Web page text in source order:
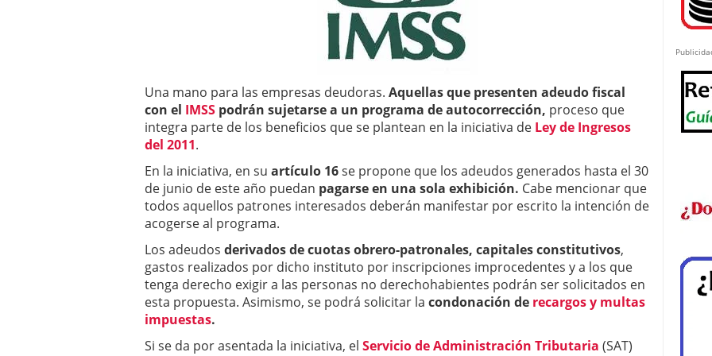
Una mano para las empresas deudoras. Aquellas que presenten adeudo fiscal
con el IMSS podrán sujetarse a un programa de autocorrección, proceso que
integra parte de los beneficios que se plantean en la iniciativa de Ley de Ingresos
del 2011.
En la iniciativa, en su artículo 16se propone que los adeudos generados hasta el 30
de junio de este año puedan pagarse en una sola exhibición. Cabe mencionar que
todos aquellos patrones interesados deberán manifestar por escrito la intención de
acogerse al programa.
Los adeudos derivados de cuotas obrero-patronales, capitales constitutivos,
gastos realizados por dicho instituto por inscripciones improcedentes y a los que
tenga derecho exigir a las personas no derechohabientes podrán ser solicitados en
esta propuesta. Asimismo, se podrá solicitar la condonación de recargos y multas
impuestas.
Si se da por asentada la iniciativa, el Servicio de Administración Tributaria (SAT)